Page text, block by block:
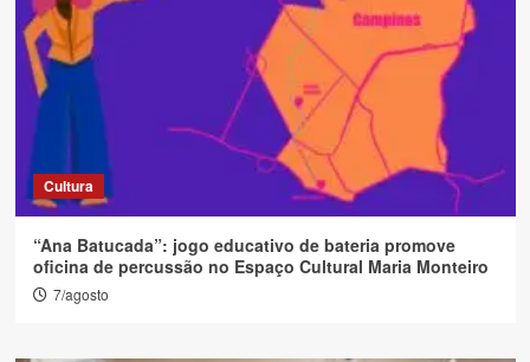
Cultura
“Ana Batucada”: jogo educativo de bateria promove
oficina de percussão no Espaço Cultural Maria Monteiro
7/agosto